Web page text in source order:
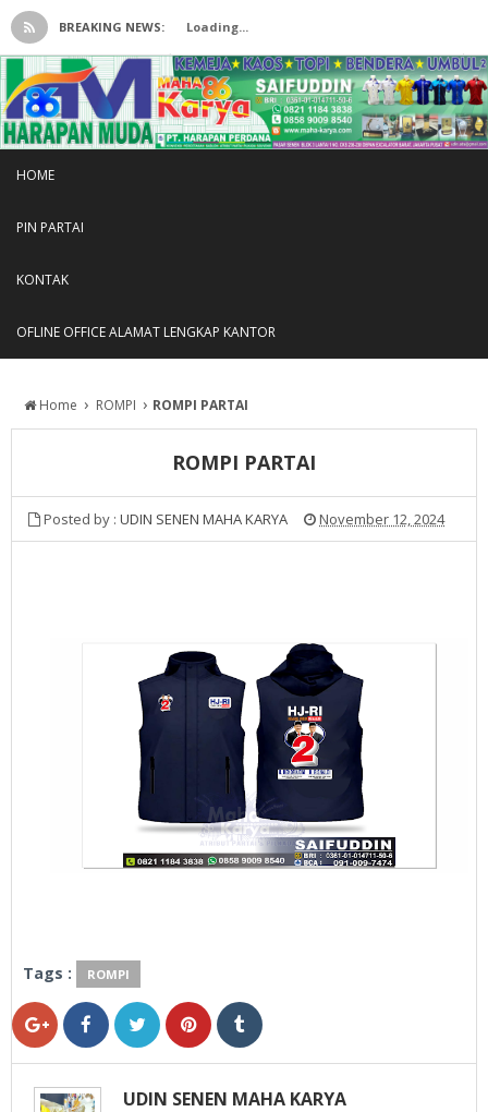
BREAKING NEWS: Loading...
HOME
PIN PARTAI
KONTAK
OFLINE OFFICE ALAMAT LENGKAP KANTOR
Home › ROMPI › ROMPI PARTAI
ROMPI PARTAI
Posted by : UDIN SENEN MAHA KARYA November 12, 2024
Tags : ROMPI
UDIN SENEN MAHA KARYA